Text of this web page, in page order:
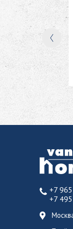
150x70
+7
+7